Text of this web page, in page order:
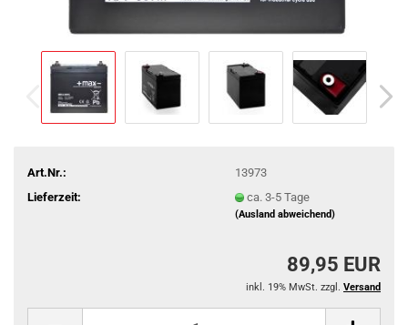
Art.Nr.:
13973
Lieferzeit:
ca. 3-5 Tage
(Ausland abweichend)
89,95 EUR
inkl. 19% MwSt. zzgl. Versand